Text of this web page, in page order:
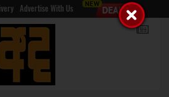
Advertise With Us